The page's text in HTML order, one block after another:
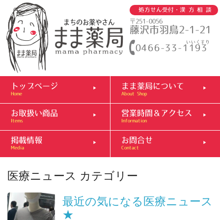
まちのお薬やさん
いいくすり
0466-33-1193
処方せん受付・ 漢方相談
〒251-0056
藤沢市羽鳥2-1-21
トップページ
Home
まま薬局について
About Shop
お取扱い商品
Items
営業時間＆アクセス
Information
掲載情報
Media
お問合せ
Contact
医療ニュース カテゴリー
最近の気になる医療ニュース
★